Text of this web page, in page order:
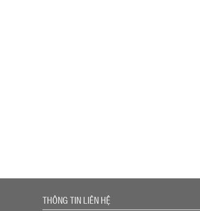
THÔNG TIN LIÊN HỆ